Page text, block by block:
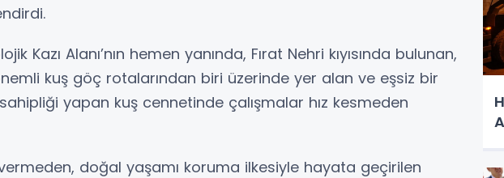
Kazı Alanı’nın hemen yanında, Fırat Nehri kıyısında bulunan,
kuş göç rotalarından biri üzerinde yer alan ve eşsiz bir
yapan kuş cennetinde çalışmalar hız kesmeden
doğal yaşamı koruma ilkesiyle hayata geçirilen